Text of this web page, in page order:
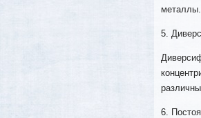
металлы.
5.
6.